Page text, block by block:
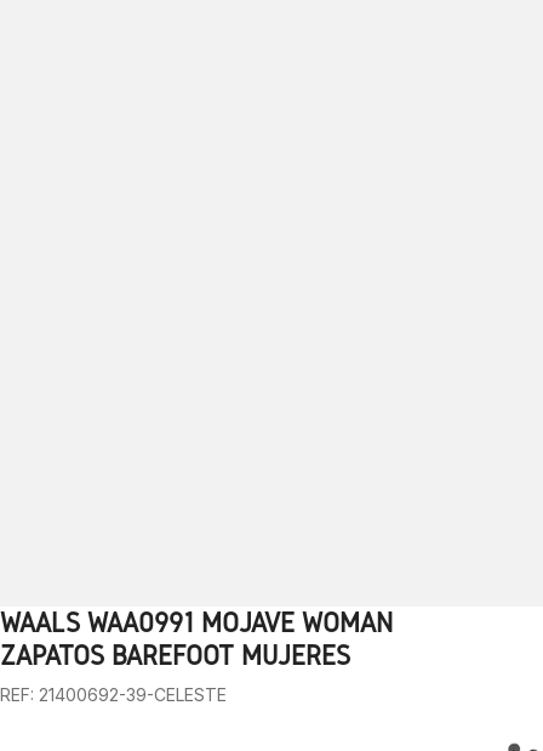
1 2 3 4 5 6 7 8
WAALS WAA0991 MOJAVE WOMAN
ZAPATOS BAREFOOT MUJERES
REF: 21400692-39-CELESTE